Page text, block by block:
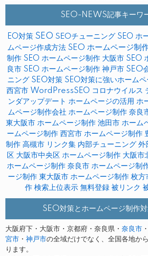
SEO-NEWS記事キーワ
EO対策 SEO SEOチューニング SEO ホ
ムページ作成方法 SEO ホームページ制
制作 SEO ホームページ制作 大阪市 SEO
良市 SEO ホームページ制作 神戸市 SEO
ニング SEO対策 SEO対策に強いホームペ
西宮市 WordPressSEO コロナウイルス
ンダアップデート ホームページの活用 ホ
ムページ制作会社 ホームページ制作 奈良
東大阪市 ホームページ制作 池田市 ホーム
ームページ制作 西宮市 ホームページ制作
制作 高槻市 リンク集 内部チューニング 外
区 大阪市中央区 ホームページ制作 大阪市
ホームページ制作 奈良市 ホームページ制
ージ制作 東大阪市 ホームページ制作 枚方
作 検索上位表示 無料登録 被リンク
SEO対策とホームページ制作
大阪府下・大阪市・京都府・奈良県・奈良市
宮市 ・神戸市の全域だけでなく、全国各地か
ります。